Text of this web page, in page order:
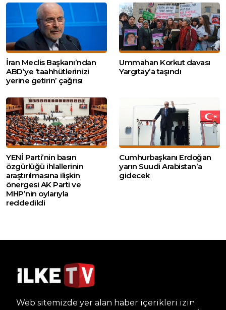
İran Meclis Başkanı’ndan
ABD’ye ‘taahhütlerinizi
yerine getirin’ çağrısı
Ummahan Korkut davası
Yargıtay’a taşındı
YENİ Parti’nin basın
özgürlüğü ihlallerinin
araştırılmasına ilişkin
önergesi AK Parti ve
MHP’nin oylarıyla
reddedildi
Cumhurbaşkanı Erdoğan
yarın Suudi Arabistan’a
gidecek
Web sitemizde yer alan haber içerikleri izin